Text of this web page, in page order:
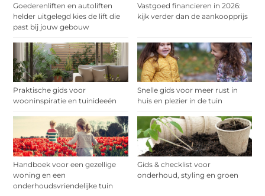
Goederenliften en autoliften
helder uitgelegd kies de lift die
past bij jouw gebouw
Vastgoed financieren in 2026:
kijk verder dan de aankoopprijs
Praktische gids voor
wooninspiratie en tuinideeën
Snelle gids voor meer rust in
huis en plezier in de tuin
Handboek voor een gezellige
woning en een
onderhoudsvriendelijke tuin
Gids & checklist voor
onderhoud, styling en groen